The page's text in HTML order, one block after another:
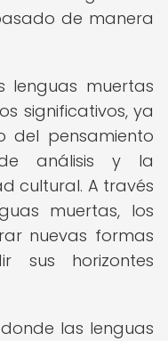
de manera
lenguas muertas
significativos, ya
del pensamiento
análisis y la
cultural. A través
muertas, los
nuevas formas
sus horizontes
las lenguas